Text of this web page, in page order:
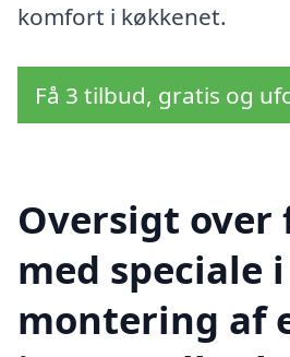
komfort i køkkenet.
Få 3 tilbud, gratis og
Oversigt
med speciale i
montering af